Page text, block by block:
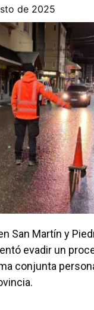
de 2025
San Martín y
evadir un
conjunta